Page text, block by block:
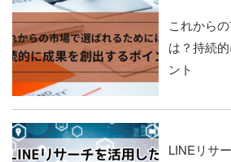
これから
は？持続
ント
LINEリサ